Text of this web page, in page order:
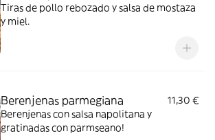
Tiras de pollo rebozado y salsa de mostaza
y miel.
Berenjenas parmegiana
11,30 €
Berenjenas con salsa napolitana y
gratinadas con parmseano!